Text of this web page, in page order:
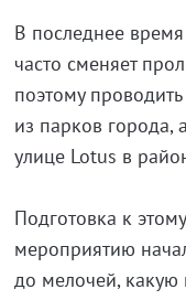
В последнее
часто сменяет
поэтому
из парков города,
улице Lotus в
Подготовка к
мероприятию
до мелочей, какую